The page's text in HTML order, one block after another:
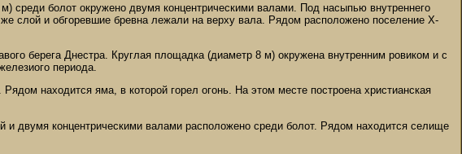
среди болот окружено двумя концентрическими валами. Под насыпью внутреннего
слой и обгоревшие бревна лежали на верху вала. Рядом расположено поселение X-
берега Днестра. Круглая площадка (диаметр 8 м) окружена внутренним ровиком и с
периода.
находится яма, в которой горел огонь. На этом месте построена христианская
двумя концентрическими валами расположено среди болот. Рядом находится селище